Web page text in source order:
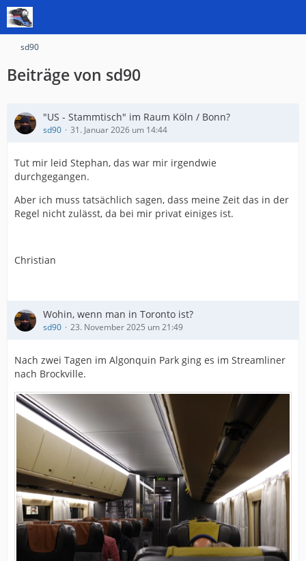
sd90
Beiträge von sd90
"US - Stammtisch" im Raum Köln / Bonn?
sd90 31. Januar 2026 um 14:44
Tut mir leid Stephan, das war mir irgendwie
durchgegangen.
Aber ich muss tatsächlich sagen, dass meine Zeit das in der
Regel nicht zulässt, da bei mir privat einiges ist.
Christian
Wohin, wenn man in Toronto ist?
sd90 23. November 2025 um 21:49
Nach zwei Tagen im Algonquin Park ging es im Streamliner
nach Brockville.